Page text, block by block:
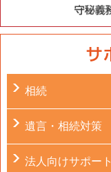
相続
遺言・相続対策
法人向けサポート